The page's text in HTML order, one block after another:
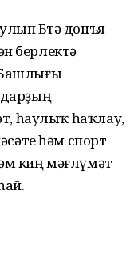
Бөтә донъя
берлектә
һаулыҡ һаҡлау,
һәм спорт
киң мәғлүмәт